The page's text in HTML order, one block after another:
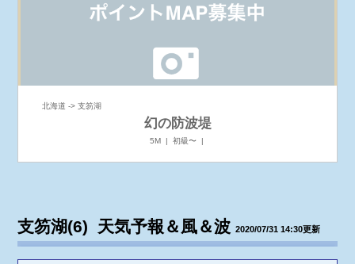
北海道 -> 支笏湖
幻の防波堤
5M | 初級〜 |
支笏湖(6) 天気予報＆風＆波2020/07/31 14:30更新